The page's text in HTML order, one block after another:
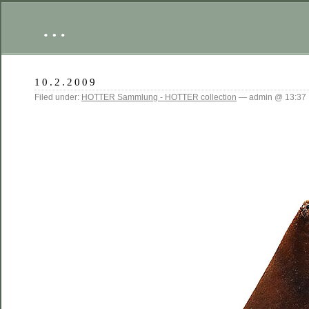
…
10.2.2009
Filed under: HOTTER Sammlung - HOTTER collection — admin @ 13:37